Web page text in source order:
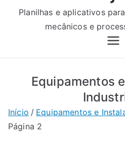
Planilhas e aplicativos
mecânicos e
Equipamentos
Início
Equipamentos e
Página 2